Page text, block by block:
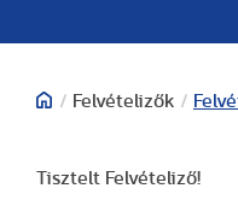
/ Felvételizők /
Tisztelt Felvételiző!